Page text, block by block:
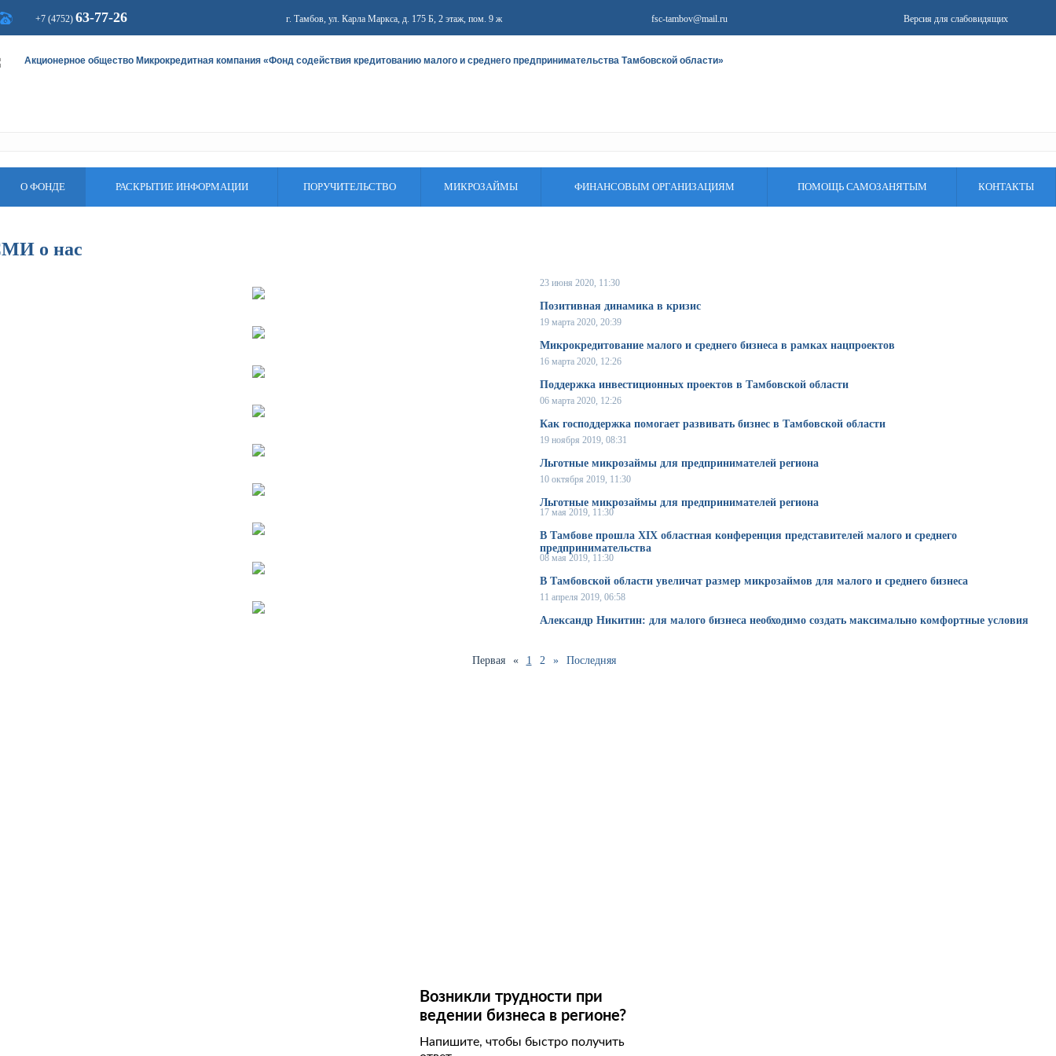
+7 (4752) 63-77-26 г. Тамбов, ул. Карла Маркса, д. 175 Б, 2 этаж, пом. 9 ж fsc-tambov@mail.ru Версия для слабовидящих
Акционерное общество Микрокредитная компания «Фонд содействия кредитованию малого и среднего предпринимательства Тамбовской области»
О ФОНДЕ РАСКРЫТИЕ ИНФОРМАЦИИ ПОРУЧИТЕЛЬСТВО МИКРОЗАЙМЫ ФИНАНСОВЫМ ОРГАНИЗАЦИЯМ ПОМОЩЬ САМОЗАНЯТЫМ КОНТАКТЫ
о нас
23 июня 2020, 11:30
Позитивная динамика в кризис
19 марта 2020, 20:39
Микрокредитование малого и среднего бизнеса в рамках нацпроектов
16 марта 2020, 12:26
Поддержка инвестиционных проектов в Тамбовской области
06 марта 2020, 12:26
Как господдержка помогает развивать бизнес в Тамбовской области
19 ноября 2019, 08:31
Льготные микрозаймы для предпринимателей региона
10 октября 2019, 11:30
Льготные микрозаймы для предпринимателей региона
17 мая 2019, 11:30
В Тамбове прошла XIX областная конференция представителей малого и среднего
предпринимательства
08 мая 2019, 11:30
В Тамбовской области увеличат размер микрозаймов для малого и среднего бизнеса
11 апреля 2019, 06:58
Александр Никитин: для малого бизнеса необходимо создать максимально комфортные условия
Первая « 1 2 » Последняя
Возникли трудности при
ведении бизнеса в регионе?
Напишите, чтобы быстро получить